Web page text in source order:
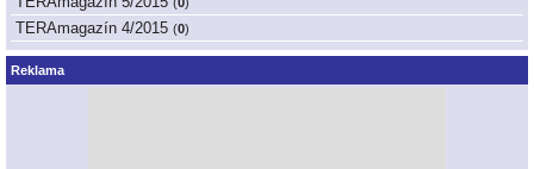
TERAmagazín 4/2015 (0)
Reklama